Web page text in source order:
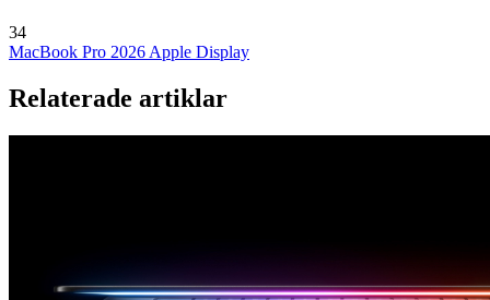
34
MacBook Pro 2026 Apple Display
Relaterade artiklar